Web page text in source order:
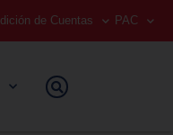
de Cuentas PAC